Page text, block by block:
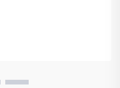
opção para negócios